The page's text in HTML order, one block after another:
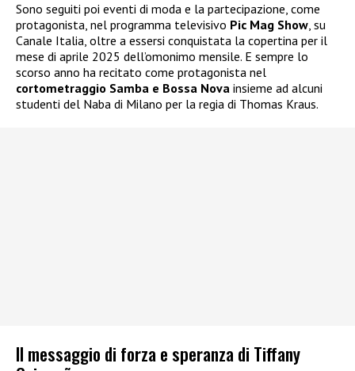
Sono seguiti poi eventi di moda e la partecipazione, come
protagonista, nel programma televisivo Pic Mag Show, su
Canale Italia, oltre a essersi conquistata la copertina per il
mese di aprile 2025 dell’omonimo mensile. E sempre lo
scorso anno ha recitato come protagonista nel
cortometraggio Samba e Bossa Nova insieme ad alcuni
studenti del Naba di Milano per la regia di Thomas Kraus.
Il messaggio di forza e speranza di Tiffany